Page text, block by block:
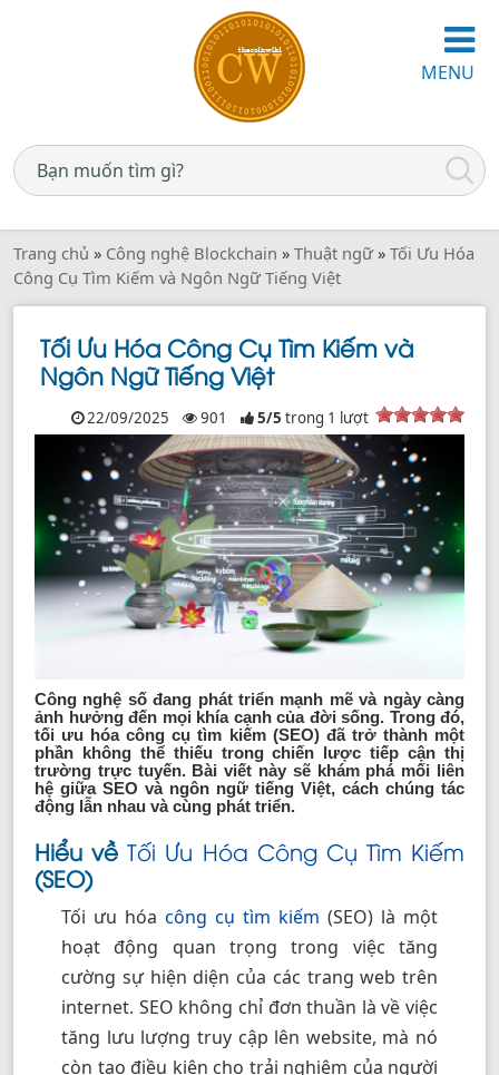
MENU
Trang chủ » Công nghệ Blockchain » Thuật ngữ» Tối Ưu Hóa
Công Cụ Tìm Kiếm và Ngôn Ngữ Tiếng Việt
Tối Ưu Hóa Công Cụ Tìm Kiếm và
Ngôn Ngữ Tiếng Việt
22/09/2025 901 5/5 trong 1 lượt
Công nghệ số đang phát triển mạnh mẽ và ngày càng
ảnh hưởng đến mọi khía cạnh của đời sống. Trong đó,
tối ưu hóa công cụ tìm kiếm (SEO) đã trở thành một
phần không thể thiếu trong chiến lược tiếp cận thị
trường trực tuyến. Bài viết này sẽ khám phá mối liên
hệ giữa SEO và ngôn ngữ tiếng Việt, cách chúng tác
động lẫn nhau và cùng phát triển.
Hiểu vềTối Ưu Hóa Công Cụ Tìm Kiếm
(SEO)
Tối ưu hóa công cụ tìm kiếm (SEO) là một
hoạt động quan trọng trong việc tăng
cường sự hiện diện của các trang web trên
internet. SEO không chỉ đơn thuần là về việc
tăng lưu lượng truy cập lên website, mà nó
còn tạo điều kiện cho trải nghiệm của người